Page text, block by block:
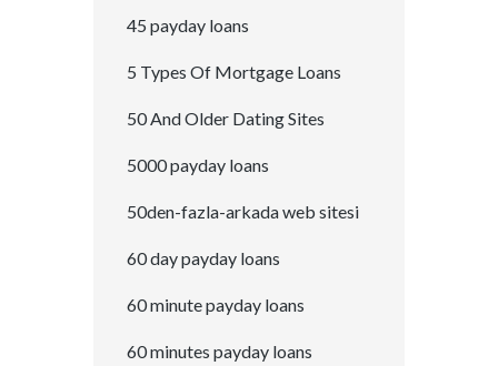
45 payday loans
5 Types Of Mortgage Loans
50 And Older Dating Sites
5000 payday loans
50den-fazla-arkada web sitesi
60 day payday loans
60 minute payday loans
60 minutes payday loans